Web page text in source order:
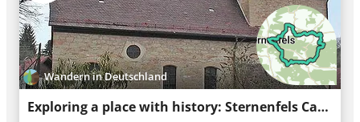
Wandern in Deutschland
Exploring a place with history: Sternenfels Castle